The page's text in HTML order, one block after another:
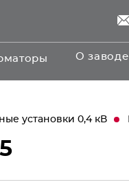
О заводе
установки 0,4 кВ